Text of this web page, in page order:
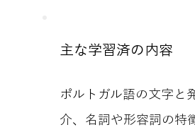
主な学習済の内容
ポルトガル語の文字と
介、名詞や形容詞の特